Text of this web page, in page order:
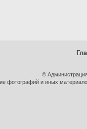
©
фотографий и иных